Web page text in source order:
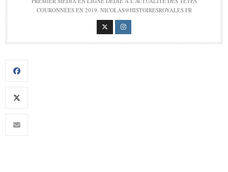
COURONNÉES EN 2019. NICOLAS@HISTOIRESROYALES.FR